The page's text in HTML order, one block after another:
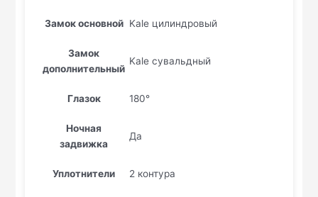
Замок основной Kale цилиндровый
Замок
дополнительный
Kale сувальдный
Глазок 180°
Ночная
задвижка
Да
Уплотнители 2 контура